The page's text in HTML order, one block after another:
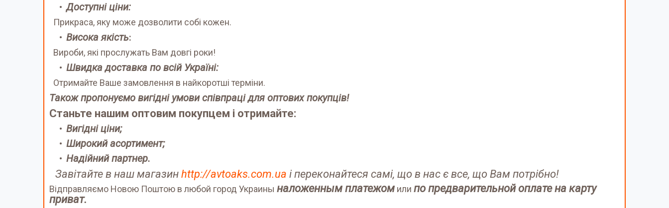
Доступні ціни:
Прикраса, яку може дозволити собі кожен.
Висока якість:
Вироби, які прослужать Вам довгі роки!
Швидка доставка по всій Україні:
Отримайте Ваше замовлення в найкоротші терміни.
Також пропонуємо вигідні умови співпраці для оптових покупців!
Станьте нашим оптовим покупцем і отримайте:
Вигідні ціни;
Широкий асортимент;
Надійний партнер.
Завітайте в наш магазин http://avtoaks.com.ua і переконайтеся самі, що в нас є все, що Вам потрібно!
Відправляємо Новою Поштою в любой город Украины наложенным платежом или по предварительной оплате на карту
приват.